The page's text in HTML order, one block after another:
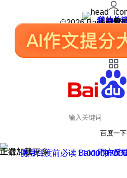
我的关
我的收
皮肤中
用户反
设置
©2026 Baidu 使
百度一下
正在加载
上滑加载更多 用户反
使用百度前必读 Baidu 京ICP
京公网安备